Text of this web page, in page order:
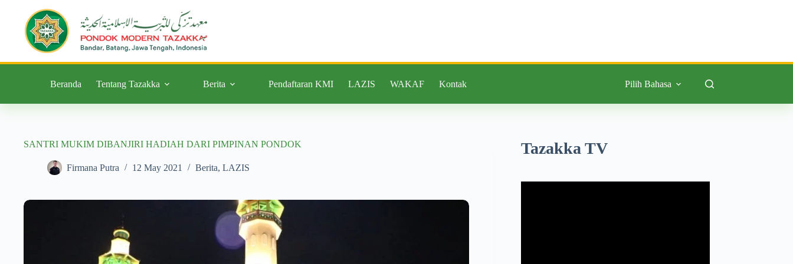
Beranda Tentang Tazakka Berita Pendaftaran KMI LAZIS WAKAF Kontak Pilih Bahasa
SANTRI MUKIM DIBANJIRI HADIAH DARI PIMPINAN PONDOK
Firmana Putra 12 May 2021 Berita, LAZIS
Tazakka TV